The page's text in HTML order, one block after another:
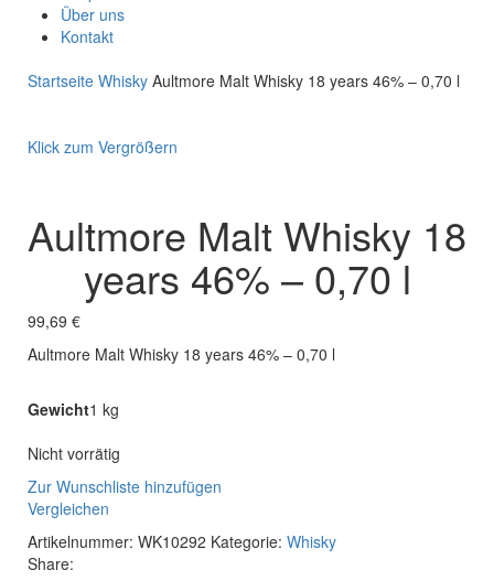
Über uns
Kontakt
Startseite Whisky Aultmore Malt Whisky 18 years 46% – 0,70 l
Klick zum Vergrößern
Aultmore Malt Whisky 18
years 46% – 0,70 l
99,69 €
Aultmore Malt Whisky 18 years 46% – 0,70 l
Gewicht1 kg
Nicht vorrätig
Zur Wunschliste hinzufügen
Vergleichen
Artikelnummer: WK10292 Kategorie: Whisky
Share: